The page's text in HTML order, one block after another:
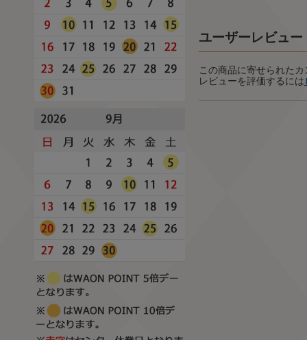
ユーザーレビュー
この商品に寄せられた
レビューを評価するには